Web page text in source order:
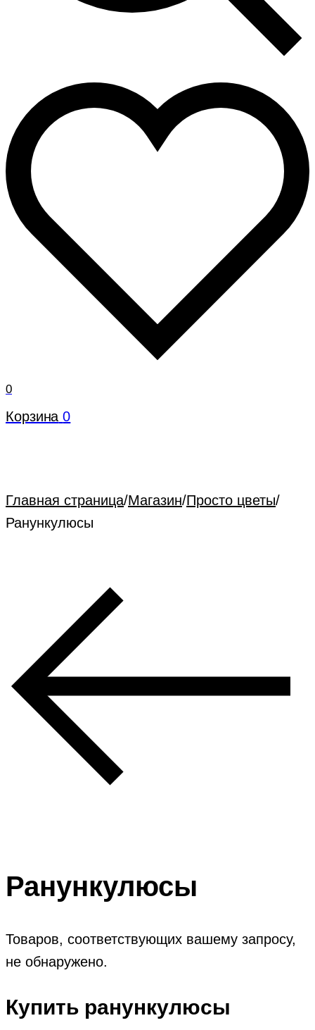
0
Корзина 0
Главная страница/Магазин/Просто цветы/
Ранункулюсы
Ранункулюсы
Товаров, соответствующих вашему запросу,
не обнаружено.
Купить ранункулюсы